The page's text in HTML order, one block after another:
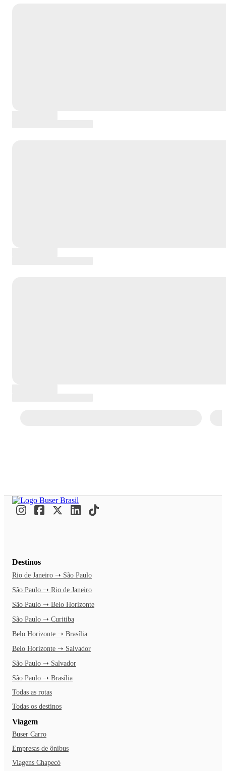
Destinos
Rio de Janeiro ➝ São Paulo
São Paulo ➝ Rio de Janeiro
São Paulo ➝ Belo Horizonte
São Paulo ➝ Curitiba
Belo Horizonte ➝ Brasília
Belo Horizonte ➝ Salvador
São Paulo ➝ Salvador
São Paulo ➝ Brasília
Todas as rotas
Todas os destinos
Viagem
Buser Carro
Empresas de ônibus
Viagens Chapecó